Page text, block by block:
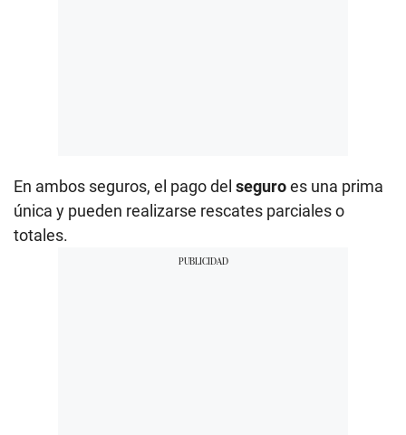
En ambos seguros, el pago del seguroes una prima
única y pueden realizarse rescates parciales o
totales.